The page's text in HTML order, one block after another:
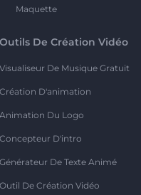
Maquette
Outils De Création Vidéo
Visualiseur De Musique Gratuit
Création D'animation
Animation Du Logo
Concepteur D'intro
Générateur De Texte Animé
Outil De Création Vidéo